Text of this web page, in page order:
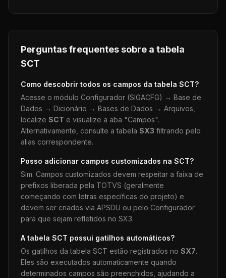
Perguntas frequentes sobre a tabela
SCT
Como descobrir todos os campos da tabela SCT?
Acesse o módulo Configurador (SIGACFG) → Base de
Dados → Dicionário → Bases de Dados → Arquivos,
localize SCT e visualize a aba "Campos".
Alternativamente, consulte a tabela SX3 filtrando pelo
alias correspondente.
Posso adicionar campos customizados na SCT?
Sim. Campos customizados devem respeitar a faixa de
prefixos liberada pela TOTVS (geralmente
começando com letras específicas do projeto) e
devem ser criados via APSDU ou pelo Configurador
para que sejam refletidos no SX3.
A tabela SCT possui gatilhos automáticos?
Os gatilhos da tabela SCT estão registrados no SX7.
Eles são executados automaticamente quando
determinados campos são preenchidos, ajudando a